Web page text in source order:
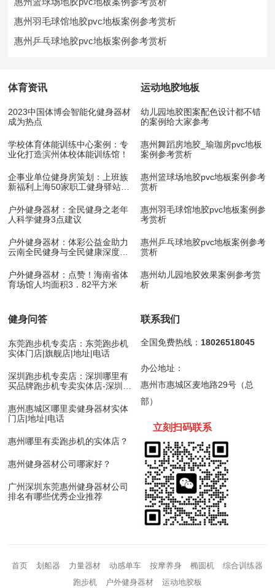
惠州羽毛球馆地胶pvc地板案例参考赏析
惠州乒乓球地胶pvc地板案例参考赏析
体育资讯
2023中国体博会智能化健身器材
成为热点
学校体育体能训练中心案例：专
业化打造滨州体校体能训练馆！
企事业单位健身房策划：上班族
新福利上海50家职工健身驿站10
户外健身器材：全民健身之老年
人科学健身3点建议
户外健身器材：体彩公益金助力
云南全民健身与全民健康深度融
户外健身器材：点赞！海南省体
育场馆人均面积3．82平方米
运动地胶地板
幼儿园地胶图案配色设计都不错
的案例给大家参考
惠州舞蹈房地胶_瑜珈房pvc地板
案例参考赏析
惠州篮球场地胶pvc地板案例参考
赏析
惠州羽毛球馆地胶pvc地板案例参
考赏析
惠州乒乓球地胶pvc地板案例参考
赏析
惠州幼儿园地胶效果案例参考赏
析
健身问答
东莞跑步机专卖店：东莞跑步机
实体门店|旗舰店|地址|电话
深圳跑步机专卖店：深圳哪里有
买品牌跑步机专卖实体店-深圳跑
惠州惠城区哪里卖健身器材实体
门店|地址|电话
惠州哪里有卖跑步机的实体店？
惠州健身器材公司哪家好？
广州深圳东莞惠州健身器材公司
排名有哪些优秀企业推荐
联系我们
全国免费热线： 18026518045
办公地址：
惠州市惠城区麦地路29号（总
部）
立刻扫码联系
首页 划船器 力量器材 动感单车 按摩养身 椭圆机
综合训练器
跑步机
户外健身器材 运动地胶板